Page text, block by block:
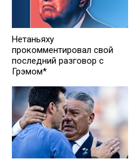
Нетаньяху
прокомментировал свой
последний разговор с
Грэмом*